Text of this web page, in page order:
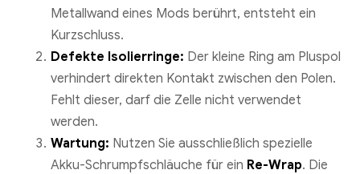
Metallwand eines Mods berührt, entsteht ein
Kurzschluss.
Defekte Isolierringe: Der kleine Ring am Pluspol
verhindert direkten Kontakt zwischen den Polen.
Fehlt dieser, darf die Zelle nicht verwendet
werden.
Wartung: Nutzen Sie ausschließlich spezielle
Akku-Schrumpfschläuche für ein Re-Wrap. Die